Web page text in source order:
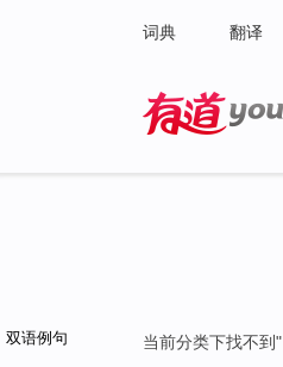
词典 翻译
双语例句 当前分类下找不到"